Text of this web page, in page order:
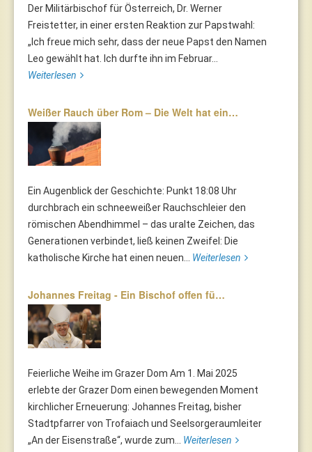
Der Militärbischof für Österreich, Dr. Werner
Freistetter, in einer ersten Reaktion zur Papstwahl:
„Ich freue mich sehr, dass der neue Papst den Namen
Leo gewählt hat. Ich durfte ihn im Februar...
Weiterlesen
Weißer Rauch über Rom – Die Welt hat ein…
Ein Augenblick der Geschichte: Punkt 18:08 Uhr
durchbrach ein schneeweißer Rauchschleier den
römischen Abendhimmel – das uralte Zeichen, das
Generationen verbindet, ließ keinen Zweifel: Die
katholische Kirche hat einen neuen... Weiterlesen
Johannes Freitag - Ein Bischof offen fü…
Feierliche Weihe im Grazer Dom Am 1. Mai 2025
erlebte der Grazer Dom einen bewegenden Moment
kirchlicher Erneuerung: Johannes Freitag, bisher
Stadtpfarrer von Trofaiach und Seelsorgeraumleiter
„An der Eisenstraße“, wurde zum... Weiterlesen